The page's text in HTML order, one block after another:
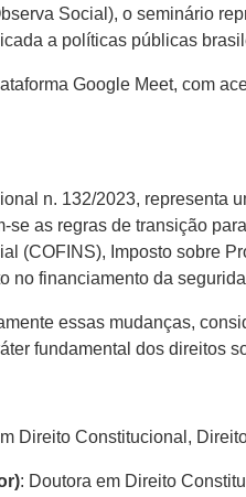
Social), o seminário
a políticas públicas
Google Meet, com
n. 132/2023, representa
as regras de transição
(COFINS), Imposto sobre
no financiamento da
essas mudanças,
fundamental dos direitos
Direito Constitucional,
: Doutora em Direito